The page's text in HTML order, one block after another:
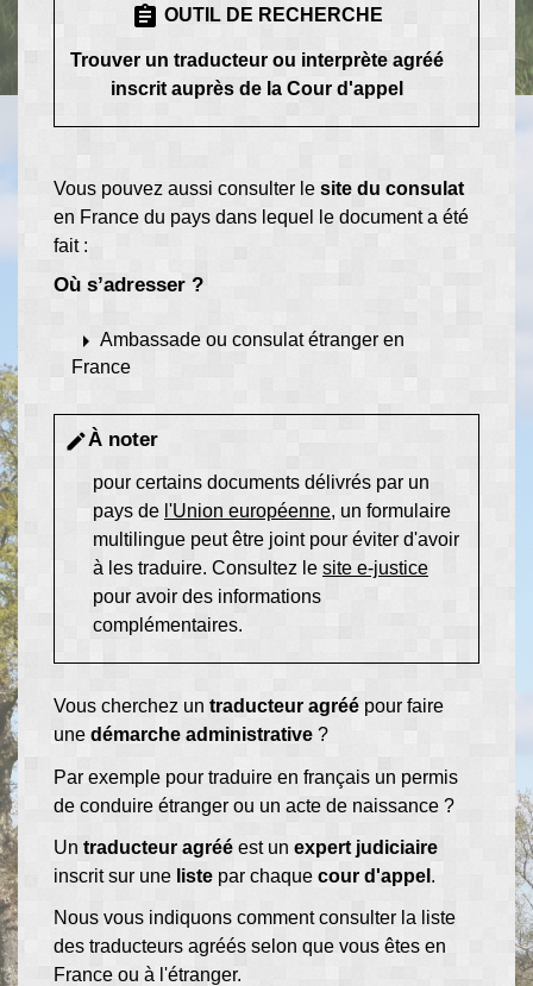
assignment OUTIL DE RECHERCHE
Trouver un traducteur ou interprète agréé
inscrit auprès de la Cour d'appel
Vous pouvez aussi consulter le site du consulat
en France du pays dans lequel le document a été
fait :
Où s’adresser ?
arrow_right Ambassade ou consulat étranger en
France
editÀ noter
pour certains documents délivrés par un
pays de l'Union européenne, un formulaire
multilingue peut être joint pour éviter d'avoir
à les traduire. Consultez le site e-justice
pour avoir des informations
complémentaires.
Vous cherchez un traducteur agréé pour faire
une démarche administrative ?
Par exemple pour traduire en français un permis
de conduire étranger ou un acte de naissance ?
Un traducteur agréé est un expert judiciaire
inscrit sur une liste par chaque cour d'appel .
Nous vous indiquons comment consulter la liste
des traducteurs agréés selon que vous êtes en
France ou à l'étranger.